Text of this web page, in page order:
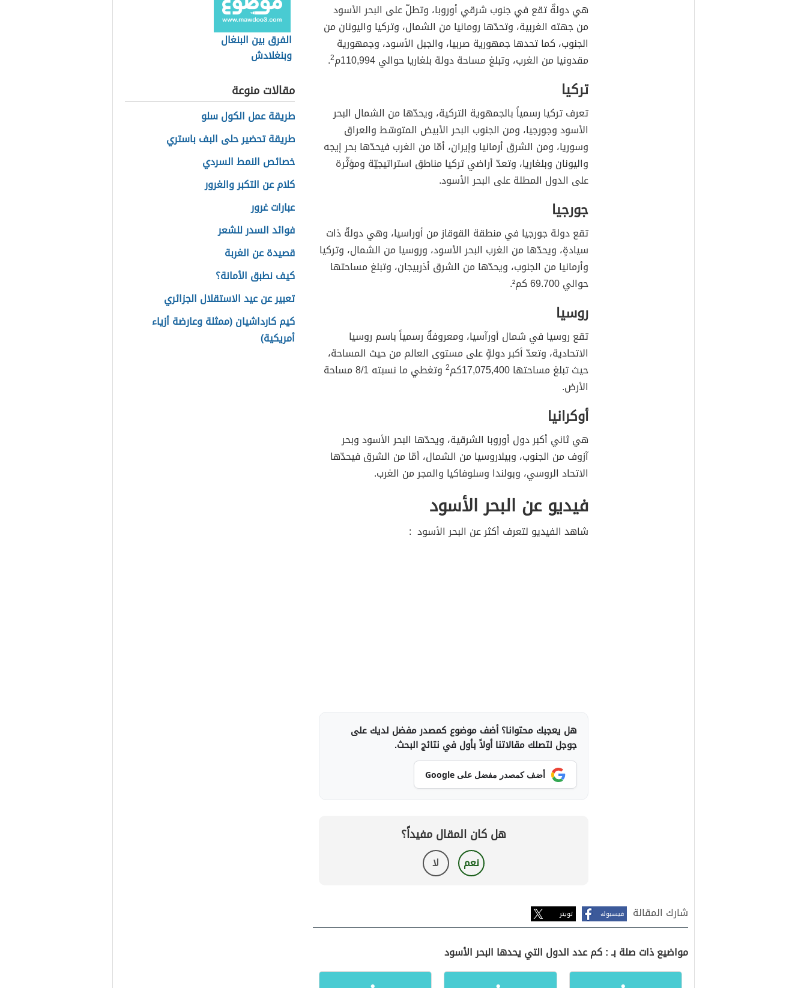
هي دولةٌ تقع في جنوب شرقي أوروبا، وتطلّ على البحر الأسود
من جهته الغربية، وتحدّها رومانيا من الشمال، وتركيا واليونان من
الجنوب، كما تحدها جمهورية صربيا، والجبل الأسود، وجمهورية
مقدونيا من الغرب، وتبلغ مساحة دولة بلغاريا حوالي 110,994م
2
.
تركيا
تعرف تركيا رسمياً بالجمهوية التركية، ويحدّها من الشمال البحر
الأسود وجورجيا، ومن الجنوب البحر الأبيض المتوسّط والعراق
وسوريا، ومن الشرق أرمانيا وإيران، أمّا من الغرب فيحدّها بحر إيجه
واليونان وبلغاريا، وتعدّ أراضي تركيا مناطق استراتيجيّة ومؤثّرة
على الدول المطلة على البحر الأسود.
جورجيا
تقع دولة جورجيا في منطقة القوقاز من أوراسيا، وهي دولةٌ ذات
سيادةٍ، ويحدّها من الغرب البحر الأسود، وروسيا من الشمال، وتركيا
وأرمانيا من الجنوب، ويحدّها من الشرق أذربيجان، وتبلغ مساحتها
حوالي 69.700 كم².
روسيا
تقع روسيا في شمال أورآسيا، ومعروفةٌ رسمياً باسم روسيا
الاتحادية، وتعدّ أكبر دولةٍ على مستوى العالم من حيث المساحة،
حيث تبلغ مساحتها 17,075,400كم
2
وتغطي ما نسبته 8/1 مساحة
الأرض.
أوكرانيا
هي ثاني أكبر دول أوروبا الشرقية، ويحدّها البحر الأسود وبحر
آزوف من الجنوب، وبيلاروسيا من الشمال، أمّا من الشرق فيحدّها
الاتحاد الروسي، وبولندا وسلوفاكيا والمجر من الغرب.
فيديو عن البحر الأسود
شاهد الفيديو لتعرف أكثر عن البحر الأسود :
هل يعجبك محتوانا؟ أضف موضوع كمصدر مفضل لديك على
جوجل لتصلك مقالاتنا أولاً بأول في نتائج البحث.
أضف كمصدر مفضل على Google
هل كان المقال مفيداً؟
نعم لا
شارك المقالة فيسبوك تويتر
مواضيع ذات صلة بـ : كم عدد الدول التي يحدها البحر الأسود
الفرق بين البنغال
وبنغلادش
مقالات منوعة
طريقة عمل الكول سلو
طريقة تحضير حلى البف باستري
خصائص النمط السردي
كلام عن التكبر والغرور
عبارات غرور
فوائد السدر للشعر
قصيدة عن الغربة
كيف نطبق الأمانة؟
تعبير عن عيد الاستقلال الجزائري
كيم كارداشيان (ممثلة وعارضة أزياء
أمريكية)